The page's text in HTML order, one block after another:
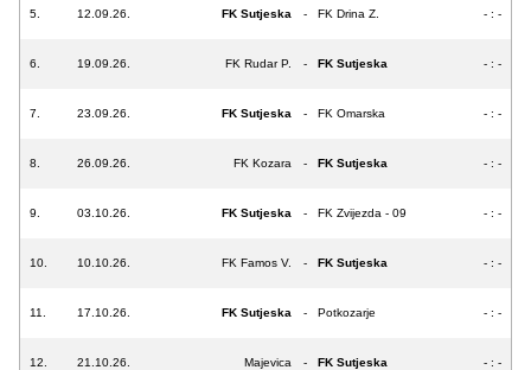
5. 12.09.26. FK Sutjeska - FK Drina Z. - : -
6. 19.09.26. FK Rudar P. - FK Sutjeska - : -
7. 23.09.26. FK Sutjeska - FK Omarska - : -
8. 26.09.26. FK Kozara - FK Sutjeska - : -
9. 03.10.26. FK Sutjeska - FK Zvijezda - 09 - : -
10. 10.10.26. FK Famos V. - FK Sutjeska - : -
11. 17.10.26. FK Sutjeska - Potkozarje - : -
12. 21.10.26. Majevica - FK Sutjeska - : -